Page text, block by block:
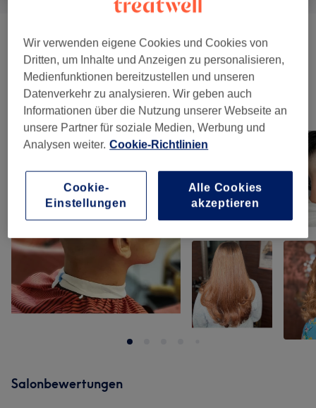
Augenbrauen &
Wimpernbehandlungen (4)
ab 21,25 €
Unsere Arbeit
Bild anklicken für weitere Details
Salonbewertungen
Wir verwenden eigene Cookies und Cookies von
Dritten, um Inhalte und Anzeigen zu personalisieren,
Medienfunktionen bereitzustellen und unseren
Datenverkehr zu analysieren. Wir geben auch
Informationen über die Nutzung unserer Webseite an
unsere Partner für soziale Medien, Werbung und
Analysen weiter. Cookie-Richtlinien
Cookie-
Einstellungen
Alle Cookies
akzeptieren